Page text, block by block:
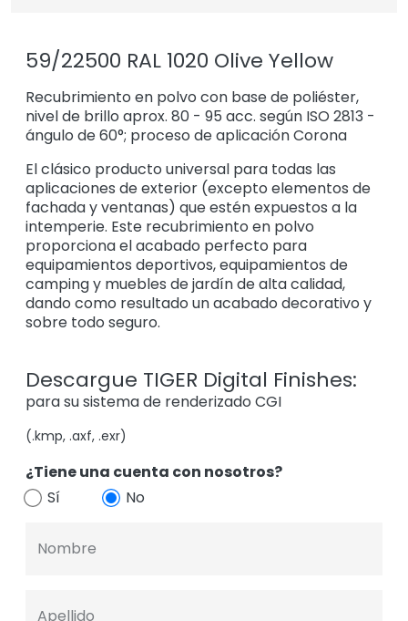
59/22500 RAL 1020 Olive Yellow
Recubrimiento en polvo con base de poliéster,
nivel de brillo aprox. 80 - 95 acc. según ISO 2813 -
ángulo de 60°; proceso de aplicación Corona
El clásico producto universal para todas las
aplicaciones de exterior (excepto elementos de
fachada y ventanas) que estén expuestos a la
intemperie. Este recubrimiento en polvo
proporciona el acabado perfecto para
equipamientos deportivos, equipamientos de
camping y muebles de jardín de alta calidad,
dando como resultado un acabado decorativo y
sobre todo seguro.
Descargue TIGER Digital Finishes:
para su sistema de renderizado CGI
(.kmp, .axf, .exr)
¿Tiene una cuenta con nosotros?
Sí
No
Nombre
Apellido